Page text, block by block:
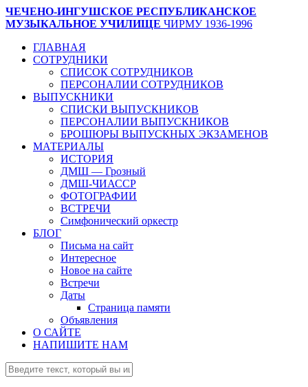
ЧЕЧЕНО-ИНГУШСКОЕ РЕСПУБЛИКАНСКОЕ
МУЗЫКАЛЬНОЕ УЧИЛИЩЕ ЧИРМУ 1936-1996
ГЛАВНАЯ
СОТРУДНИКИ
СПИСОК СОТРУДНИКОВ
ПЕРСОНАЛИИ СОТРУДНИКОВ
ВЫПУСКНИКИ
СПИСКИ ВЫПУСКНИКОВ
ПЕРСОНАЛИИ ВЫПУСКНИКОВ
БРОШЮРЫ ВЫПУСКНЫХ ЭКЗАМЕНОВ
МАТЕРИАЛЫ
ИСТОРИЯ
ДМШ — Грозный
ДМШ-ЧИАССР
ФОТОГРАФИИ
ВСТРЕЧИ
Симфонический оркестр
БЛОГ
Письма на сайт
Интересное
Новое на сайте
Встречи
Даты
Страница памяти
Объявления
О САЙТЕ
НАПИШИТЕ НАМ